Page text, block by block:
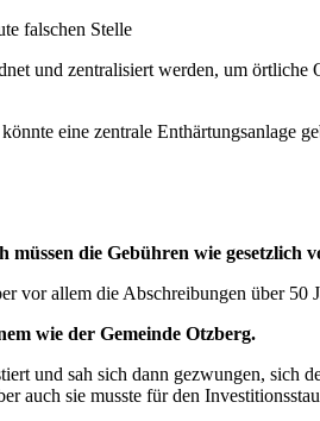
falschen Stelle
und zentralisiert werden, um
eine zentrale Enthärtungsanlage
die Gebühren wie gesetzlich
vor allem die Abschreibungen über
wie der Gemeinde Otzberg.
und sah sich dann gezwungen,
auch sie musste für den